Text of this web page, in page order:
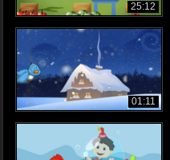
25:12
01:11